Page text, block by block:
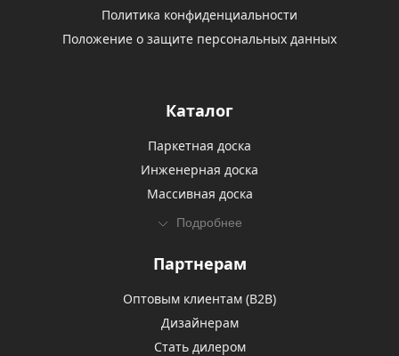
Политика конфиденциальности
Положение о защите персональных данных
Каталог
Паркетная доска
Инженерная доска
Массивная доска
Подробнее
Партнерам
Оптовым клиентам (В2В)
Дизайнерам
Стать дилером